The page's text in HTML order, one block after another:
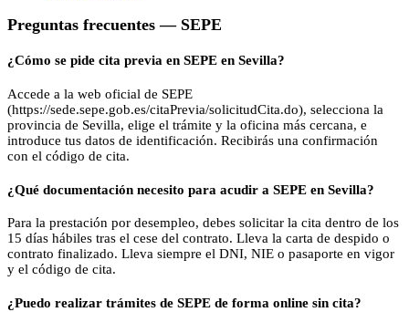
Preguntas frecuentes — SEPE
¿Cómo se pide cita previa en SEPE en Sevilla?
Accede a la web oficial de SEPE
(https://sede.sepe.gob.es/citaPrevia/solicitudCita.do), selecciona la
provincia de Sevilla, elige el trámite y la oficina más cercana, e
introduce tus datos de identificación. Recibirás una confirmación
con el código de cita.
¿Qué documentación necesito para acudir a SEPE en Sevilla?
Para la prestación por desempleo, debes solicitar la cita dentro de los
15 días hábiles tras el cese del contrato. Lleva la carta de despido o
contrato finalizado. Lleva siempre el DNI, NIE o pasaporte en vigor
y el código de cita.
¿Puedo realizar trámites de SEPE de forma online sin cita?